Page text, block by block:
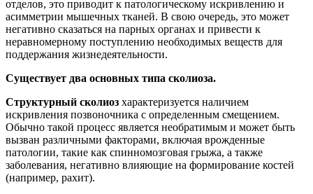
отделов, это приводит к патологическому искривлению и
асимметрии мышечных тканей. В свою очередь, это может
негативно сказаться на парных органах и привести к
неравномерному поступлению необходимых веществ для
поддержания жизнедеятельности.
Существует два основных типа сколиоза.
Структурный сколиоз характеризуется наличием
искривления позвоночника с определенным смещением.
Обычно такой процесс является необратимым и может быть
вызван различными факторами, включая врожденные
патологии, такие как спинномозговая грыжа, а также
заболевания, негативно влияющие на формирование костей
(например, рахит).